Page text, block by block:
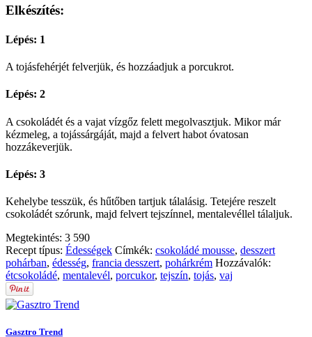
Elkészítés:
Lépés: 1
A tojásfehérjét felverjük, és hozzáadjuk a porcukrot.
Lépés: 2
A csokoládét és a vajat vízgőz felett megolvasztjuk. Mikor már
kézmeleg, a tojássárgáját, majd a felvert habot óvatosan
hozzákeverjük.
Lépés: 3
Kehelybe tesszük, és hűtőben tartjuk tálalásig. Tetejére reszelt
csokoládét szórunk, majd felvert tejszínnel, mentalevéllel tálaljuk.
Megtekintés: 3 590
Recept típus: Édességek Címkék: csokoládé mousse, desszert
pohárban, édesség, francia desszert, pohárkrém Hozzávalók:
étcsokoládé, mentalevél, porcukor, tejszín, tojás, vaj
Gasztro Trend